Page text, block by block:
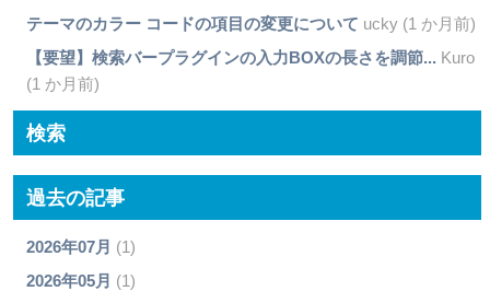
テーマのカラー コードの項目の変更について ucky (1 か月前)
【要望】検索バープラグインの入力BOXの長さを調節... Kuro
(1 か月前)
検索
過去の記事
2026年07月 (1)
2026年05月 (1)